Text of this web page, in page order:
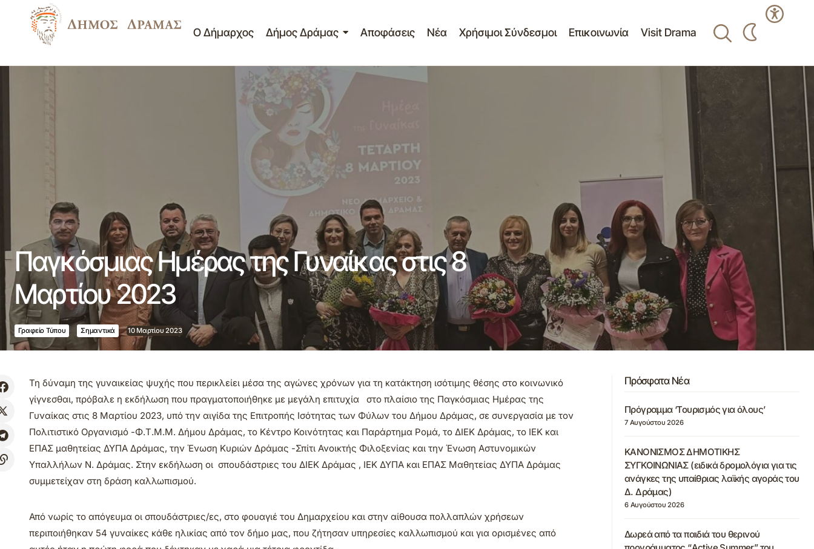
Ο Δήμαρχος Δήμος Δράμας Αποφάσεις Νέα Χρήσιμοι Σύνδεσμοι Επικοινωνία Visit Drama
Γραφείο Τύπου Σημαντικά Παγκόσμιας Ημέρας της Γυναίκας στις 8 Μαρτίου 2023
τροφοδοσίας με έτοιμα γεύματα για την
σίτιση των μαθητών του Μουσικού
Γυμνασίου- Λυκείου"
Παγκόσμιας Ημέρας της Γυναίκας στις 8
Μαρτίου 2023
Γραφείο Τύπου Σημαντικά 10 Μαρτίου 2023
Τη δύναμη της γυναικείας ψυχής που περικλείει μέσα της αγώνες χρόνων για τη κατάκτηση ισότιμης θέσης στο κοινωνικό
γίγνεσθαι, πρόβαλε η εκδήλωση που πραγματοποιήθηκε με μεγάλη επιτυχία στο πλαίσιο της Παγκόσμιας Ημέρας της
Γυναίκας στις 8 Μαρτίου 2023, υπό την αιγίδα της Επιτροπής Ισότητας των Φύλων του Δήμου Δράμας, σε συνεργασία με τον
Πολιτιστικό Οργανισμό -Φ.Τ.Μ.Μ. Δήμου Δράμας, το Κέντρο Κοινότητας και Παράρτημα Ρομά, το ΔΙΕΚ Δράμας, το ΙΕΚ και
ΕΠΑΣ μαθητείας ΔΥΠΑ Δράμας, την Ένωση Κυριών Δράμας -Σπίτι Ανοικτής Φιλοξενίας και την Ένωση Αστυνομικών
Υπαλλήλων Ν. Δράμας. Στην εκδήλωση οι σπουδάστριες του ΔΙΕΚ Δράμας , ΙΕΚ ΔΥΠΑ και ΕΠΑΣ Μαθητείας ΔΥΠΑ Δράμας
συμμετείχαν στη δράση καλλωπισμού.
Από νωρίς το απόγευμα οι σπουδάστριες/ες, στο φουαγιέ του Δημαρχείου και στην αίθουσα πολλαπλών χρήσεων
περιποιήθηκαν 54 γυναίκες κάθε ηλικίας από τον δήμο μας, που ζήτησαν υπηρεσίες καλλωπισμού και για ορισμένες από
Πρόσφατα Νέα
Πρόγραμμα ‘Τουρισμός για όλους’
7 Αυγούστου 2026
ΚΑΝΟΝΙΣΜΟΣ ΔΗΜΟΤΙΚΗΣ
ΣΥΓΚΟΙΝΩΝΙΑΣ (ειδικά δρομολόγια για τις
ανάγκες της υπαίθριας λαϊκής αγοράς του
Δ. Δράμας)
6 Αυγούστου 2026
Δωρεά από τα παιδιά του θερινού